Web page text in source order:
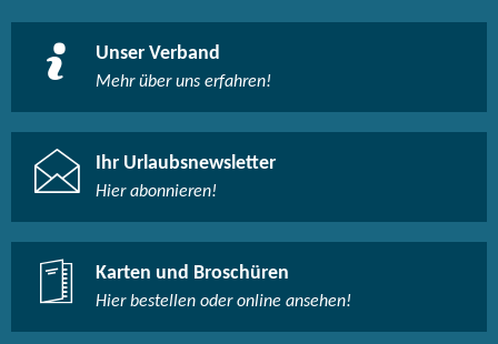
Unser Verband
Mehr über uns erfahren!
Ihr Urlaubsnewsletter
Hier abonnieren!
Karten und Broschüren
Hier bestellen oder online ansehen!